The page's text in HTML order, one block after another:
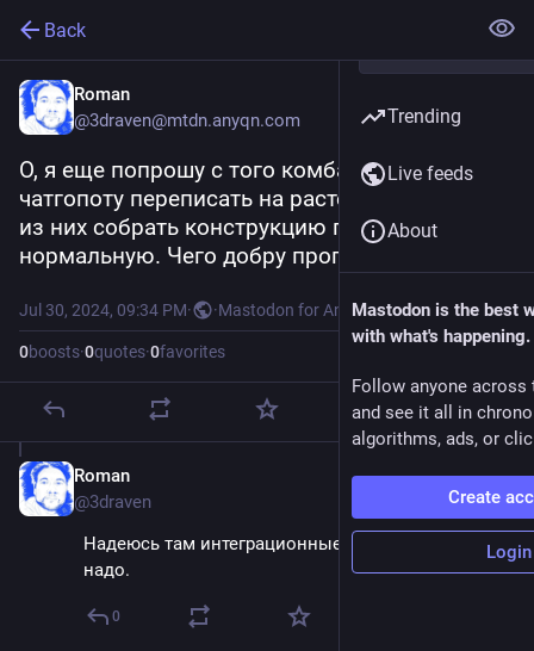
Back
Roman
@3draven@mtdn.anyqn.com
О, я еще попрошу с того комбайна тесты
чатгопоту переписать на расте. Если прокатит
из них собрать конструкцию потом
нормальную. Чего добру пропадать.
Jul 30, 2024, 09:34 PM· ·Mastodon for Android
0boosts·0quotes·0favorites
Jul 30, 2024
Roman
@3draven
Надеюсь там интеграционные есть, только их
надо.
0
Trending
Live feeds
About
Mastodon is the best
with what's happening.
Follow anyone across
and see it all in
algorithms, ads, or
Create
Login